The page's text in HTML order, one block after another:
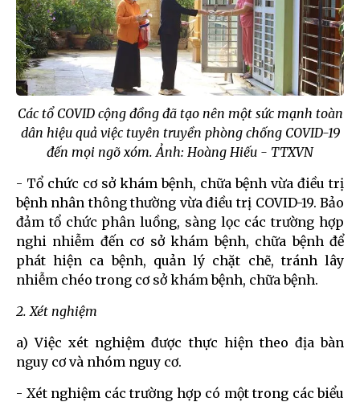
Các tổ COVID cộng đồng đã tạo nên một sức mạnh toàn
dân hiệu quả việc tuyên truyền phòng chống COVID-19
đến mọi ngõ xóm. Ảnh: Hoàng Hiếu - TTXVN
- Tổ chức cơ sở khám bệnh, chữa bệnh vừa điều trị
bệnh nhân thông thường vừa điều trị COVID-19. Bảo
đảm tổ chức phân luồng, sàng lọc các trường hợp
nghi nhiễm đến cơ sở khám bệnh, chữa bệnh để
phát hiện ca bệnh, quản lý chặt chẽ, tránh lây
nhiễm chéo trong cơ sở khám bệnh, chữa bệnh.
2. Xét nghiệm
a) Việc xét nghiệm được thực hiện theo địa bàn
nguy cơ và nhóm nguy cơ.
- Xét nghiệm các trường hợp có một trong các biểu